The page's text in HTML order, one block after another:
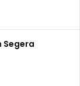
Segera